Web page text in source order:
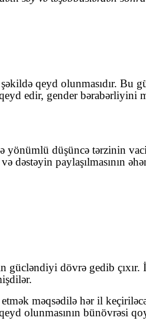
qeyd olunmasıdır. Bu
edir, gender bərabərliyini
yönümlü düşüncə tərzinin
dəstəyin paylaşılmasının
gücləndiyi dövrə gedib çıxır.
məqsədilə hər il
olunmasının bünövrəsi